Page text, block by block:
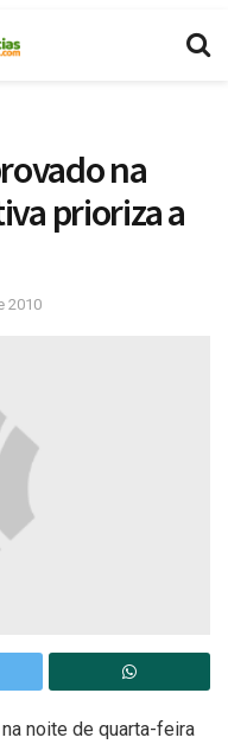
na
prioriza a
2010
noite de quarta-feira